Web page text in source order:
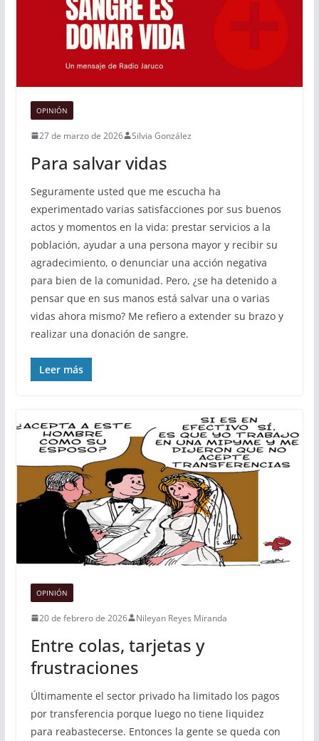
OPINIÓN
27 de marzo de 2026 Silvia González
Para salvar vidas
Seguramente usted que me escucha ha
experimentado varias satisfacciones por sus buenos
actos y momentos en la vida: prestar servicios a la
población, ayudar a una persona mayor y recibir su
agradecimiento, o denunciar una acción negativa
para bien de la comunidad. Pero, ¿se ha detenido a
pensar que en sus manos está salvar una o varias
vidas ahora mismo? Me refiero a extender su brazo y
realizar una donación de sangre.
Leer más
OPINIÓN
20 de febrero de 2026 Nileyan Reyes Miranda
Entre colas, tarjetas y
frustraciones
Últimamente el sector privado ha limitado los pagos
por transferencia porque luego no tiene liquidez
para reabastecerse. Entonces la gente se queda con